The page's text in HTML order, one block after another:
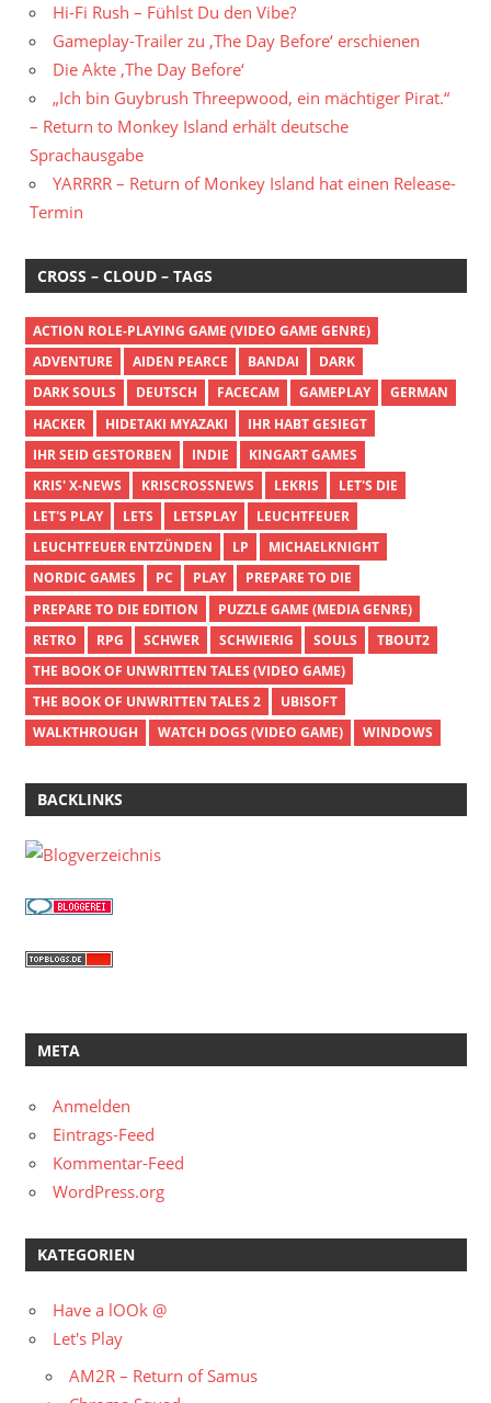
Hi-Fi Rush – Fühlst Du den Vibe?
Gameplay-Trailer zu ‚The Day Before‘ erschienen
Die Akte ‚The Day Before‘
„Ich bin Guybrush Threepwood, ein mächtiger Pirat.“
– Return to Monkey Island erhält deutsche
Sprachausgabe
YARRRR – Return of Monkey Island hat einen Release-
Termin
CROSS – CLOUD – TAGS
ACTION ROLE-PLAYING GAME (VIDEO GAME GENRE)
ADVENTURE
AIDEN PEARCE BANDAI
DARK
DARK SOULS
DEUTSCH FACECAM GAMEPLAY
GERMAN
HACKER
HIDETAKI MYAZAKI
IHR HABT GESIEGT
IHR SEID GESTORBEN
INDIE
KINGART GAMES
KRIS' X-NEWS
KRISCROSSNEWS LEKRIS
LET'S DIE
LET'S PLAY
LETS LETSPLAY
LEUCHTFEUER
LEUCHTFEUER ENTZÜNDEN
LP
MICHAELKNIGHT
NORDIC GAMES
PC PLAY
PREPARE TO DIE
PREPARE TO DIE EDITION
PUZZLE GAME (MEDIA GENRE)
RETRO
RPG SCHWER SCHWIERIG SOULS
TBOUT2
THE BOOK OF UNWRITTEN TALES (VIDEO GAME)
THE BOOK OF UNWRITTEN TALES 2
UBISOFT
WALKTHROUGH
WATCH DOGS (VIDEO GAME) WINDOWS
BACKLINKS
META
Anmelden
Eintrags-Feed
Kommentar-Feed
WordPress.org
KATEGORIEN
Have a lOOk @
Let's Play
AM2R – Return of Samus